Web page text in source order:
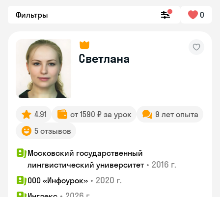
Фильтры 0
Светлана
4.91 от 1590 ₽ за урок
9 лет опыта
5 отзывов
Московский государственный
лингвистический университет • 2016 г.
ООО «Инфоурок» • 2020 г.